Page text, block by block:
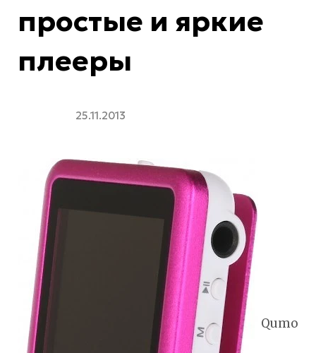
простые и яркие
плееры
25.11.2013
Qumo